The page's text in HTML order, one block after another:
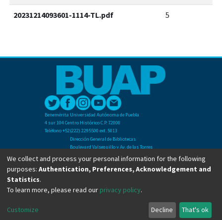
20231214093601-1114-TL.pdf 5
Benemérita Universidad Autónoma de Puebla
4 sur 104 Centro Histórico C.P. 72000
Teléfono +52(222) 2295500 ext. 5013
Dirección General de Bibliotecas
Boulevard Valsequillo y Av. de las Torres
Ciudad Universitaria. Col. San Manuel
C.P. 72570
Teléfono +52 (222) 2295500 Ext 2901
Copyright © Dirección General de Bibliotecas - BUAP 2024. All right reserved.
We collect and process your personal information for the following
purposes: Authentication, Preferences, Acknowledgement and
Statistics.
To learn more, please read our privacy policy.
Customize Decline That's ok